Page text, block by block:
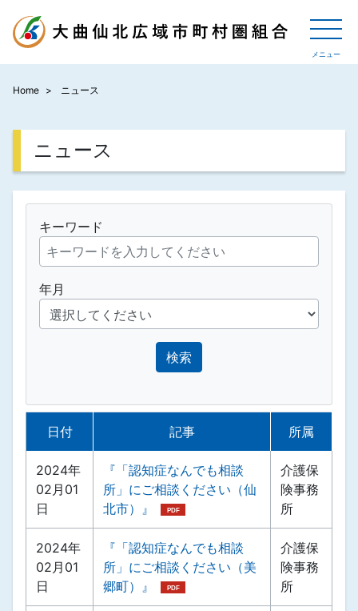
Home ニュース
ニュース
キーワード
年月
検索
日付 記事 所属
2024年
02月01
日
『「認知症なんでも相談
所」にご相談ください（仙
北市）』
介護保
険事務
所
2024年
02月01
日
『「認知症なんでも相談
所」にご相談ください（美
郷町）』
介護保
険事務
所